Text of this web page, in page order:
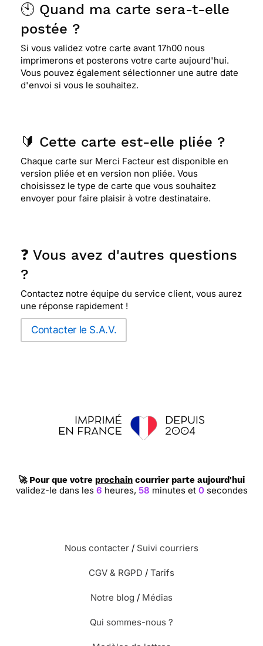
🕙 Quand ma carte sera-t-elle
postée ?
Si vous validez votre carte avant 17h00 nous
imprimerons et posterons votre carte aujourd'hui.
Vous pouvez également sélectionner une autre date
d'envoi si vous le souhaitez.
🔰 Cette carte est-elle pliée ?
Chaque carte sur Merci Facteur est disponible en
version pliée et en version non pliée. Vous
choisissez le type de carte que vous souhaitez
envoyer pour faire plaisir à votre destinataire.
❓ Vous avez d'autres questions
?
Contactez notre équipe du service client, vous aurez
une réponse rapidement !
Contacter le S.A.V.
🚀 Pour que votre prochain courrier parte aujourd'hui
validez-le dans les6heures, 57minutes et59 secondes
Nous contacter / Suivi courriers
CGV & RGPD / Tarifs
Notre blog / Médias
Qui sommes-nous ?